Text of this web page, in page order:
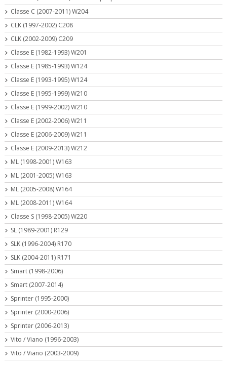
Classe C (2007-2011) W204
CLK (1997-2002) C208
CLK (2002-2009) C209
Classe E (1982-1993) W201
Classe E (1985-1993) W124
Classe E (1993-1995) W124
Classe E (1995-1999) W210
Classe E (1999-2002) W210
Classe E (2002-2006) W211
Classe E (2006-2009) W211
Classe E (2009-2013) W212
ML (1998-2001) W163
ML (2001-2005) W163
ML (2005-2008) W164
ML (2008-2011) W164
Classe S (1998-2005) W220
SL (1989-2001) R129
SLK (1996-2004) R170
SLK (2004-2011) R171
Smart (1998-2006)
Smart (2007-2014)
Sprinter (1995-2000)
Sprinter (2000-2006)
Sprinter (2006-2013)
Vito / Viano (1996-2003)
Vito / Viano (2003-2009)